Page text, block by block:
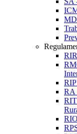
RA